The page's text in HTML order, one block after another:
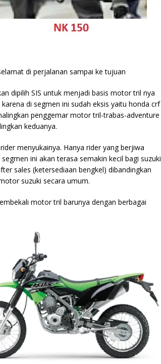
di perjalanan sampai ke tujuan
dipilih SIS untuk menjadi basis motor tril nya
di segmen ini sudah eksis yaitu honda crf
penggemar motor tril-trabas-adventure
keduanya.
menyukainya. Hanya rider yang berjiwa
ini akan terasa semakin kecil bagi suzuki
sales (ketersediaan bengkel) dibandingkan
suzuki secara umum.
motor tril barunya dengan berbagai